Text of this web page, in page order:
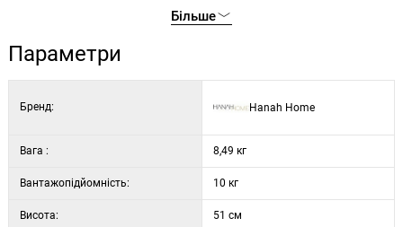
Колір: білий та горіх
Більше
Параметри
Бренд: Hanah Home
Вага : 8,49 кг
Вантажопідйомність: 10 кг
Висота: 51 см